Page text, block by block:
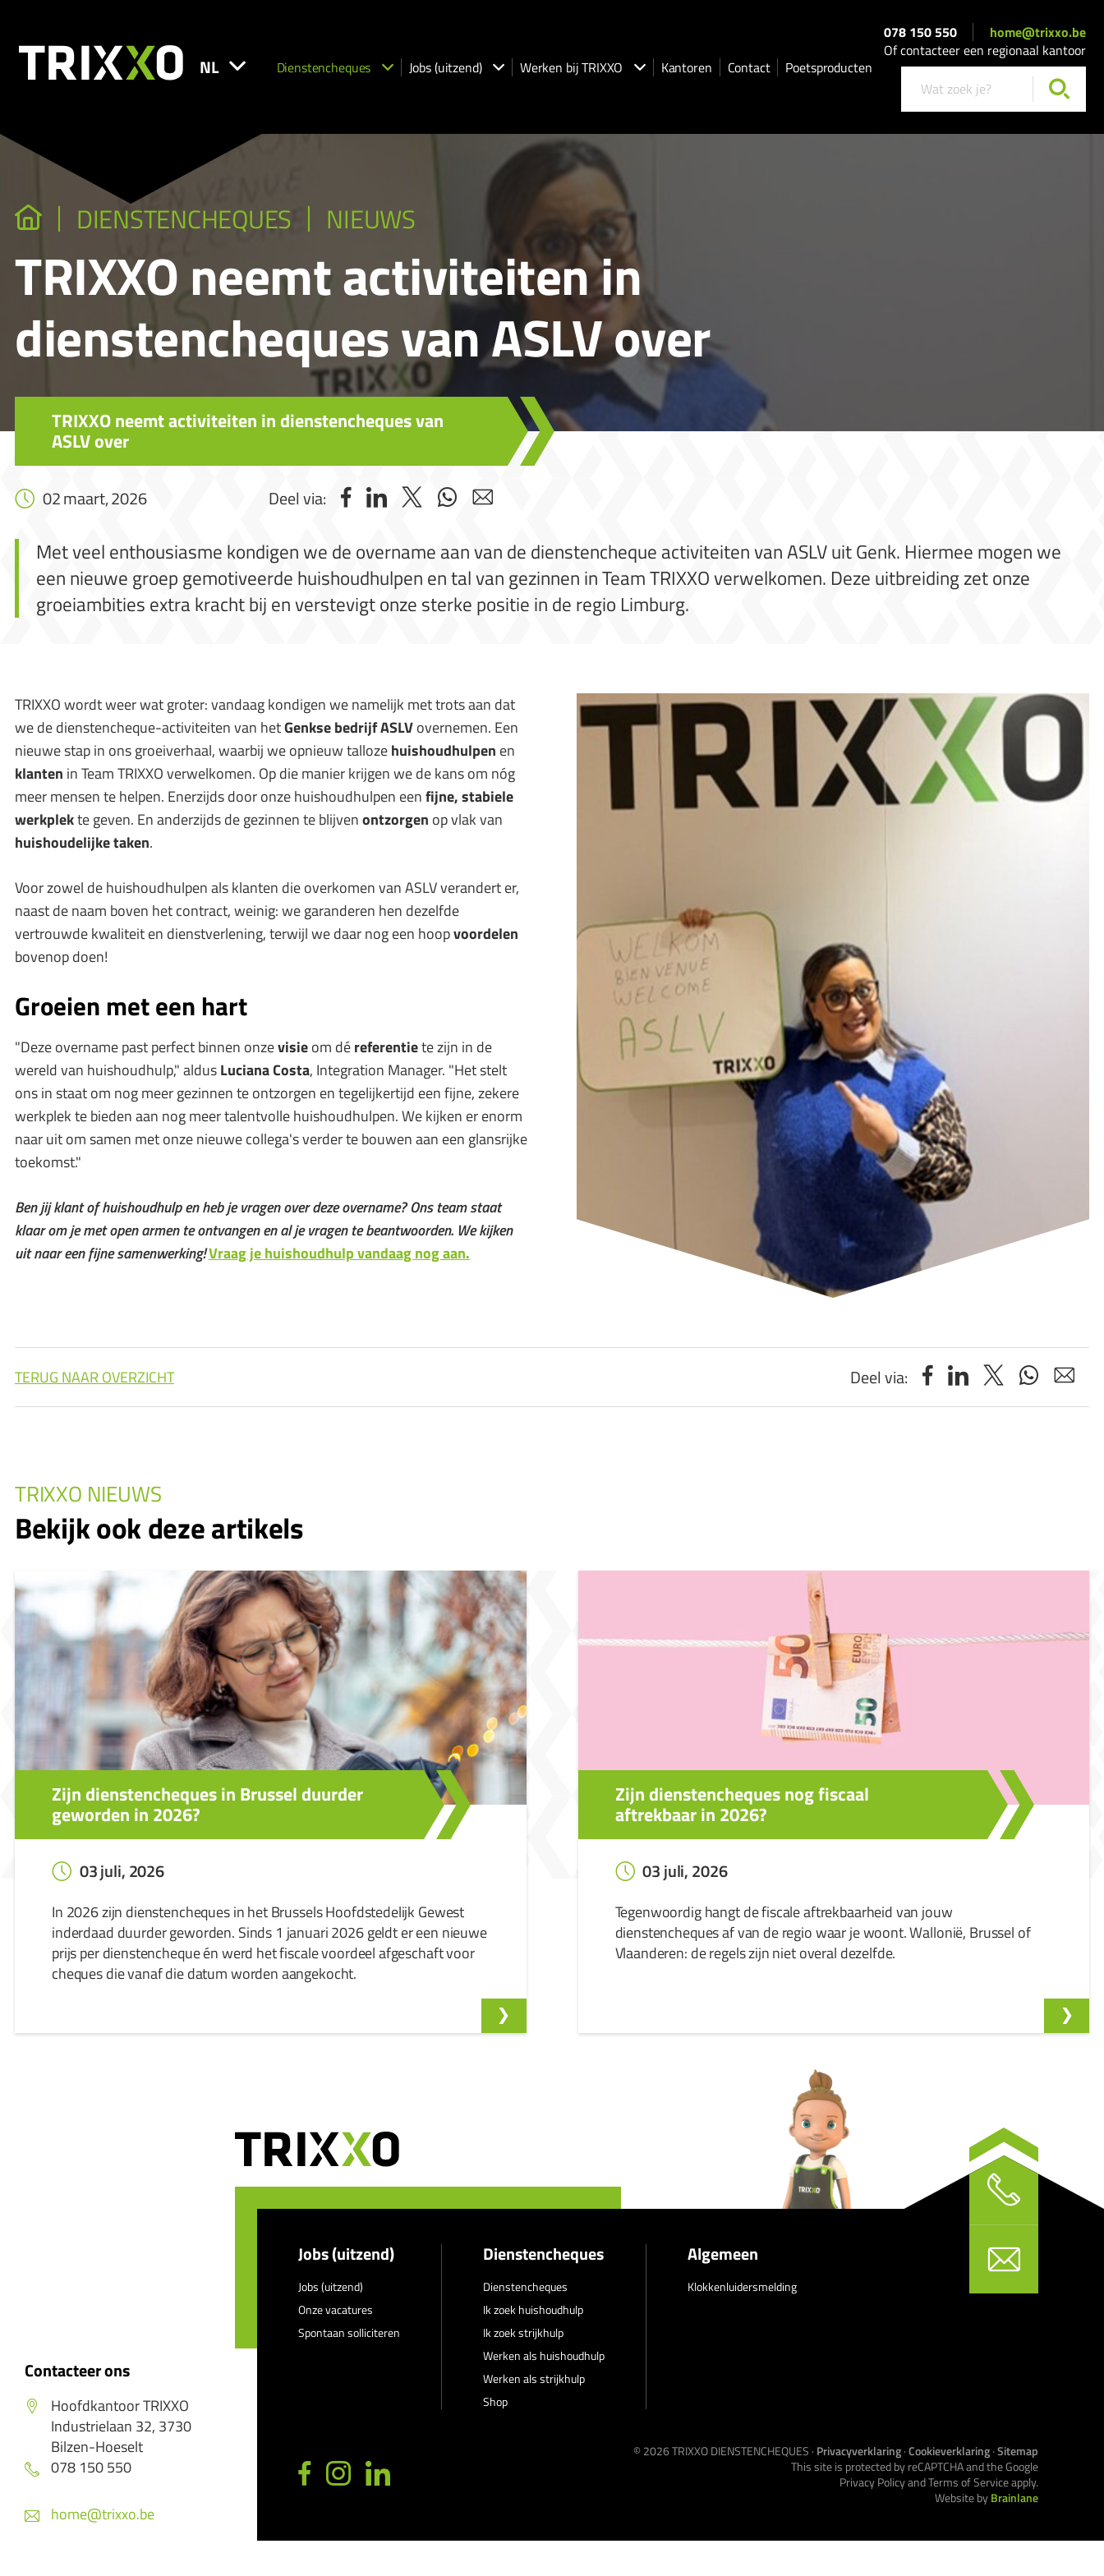
NL Dienstencheques Jobs (uitzend) Werken bij TRIXXO Kantoren Contact Poetsproducten
078 150 550
home@trixxo.be
Of contacteer een regionaal kantoor
DIENSTENCHEQUES NIEUWS
TRIXXO neemt activiteiten in
dienstencheques van ASLV over
TRIXXO neemt activiteiten in dienstencheques van
ASLV over
02 maart, 2026 Deel via:
Met veel enthousiasme kondigen we de overname aan van de dienstencheque activiteiten van ASLV uit Genk. Hiermee mogen we
een nieuwe groep gemotiveerde huishoudhulpen en tal van gezinnen in Team TRIXXO verwelkomen. Deze uitbreiding zet onze
groeiambities extra kracht bij en verstevigt onze sterke positie in de regio Limburg.
TRIXXO wordt weer wat groter: vandaag kondigen we namelijk met trots aan dat
we de dienstencheque-activiteiten van hetGenkse bedrijf ASLVovernemen. Een
nieuwe stap in ons groeiverhaal, waarbij we opnieuw tallozehuishoudhulpen en
klanten in Team TRIXXO verwelkomen. Op die manier krijgen we de kans om nóg
meer mensen te helpen. Enerzijds door onze huishoudhulpen eenfijne, stabiele
werkplekte geven. En anderzijds de gezinnen te blijvenontzorgen op vlak van
huishoudelijke taken.
Voor zowel de huishoudhulpen als klanten die overkomen van ASLV verandert er,
naast de naam boven het contract, weinig: we garanderen hen dezelfde
vertrouwde kwaliteit en dienstverlening, terwijl we daar nog een hoopvoordelen
bovenop doen!
Groeien met een hart
"Deze overname past perfect binnen onzevisieom déreferentiete zijn in de
wereld van huishoudhulp," aldusLucianaCosta, Integration Manager. "Het stelt
ons in staat om nog meer gezinnen te ontzorgen en tegelijkertijd een fijne, zekere
werkplek te bieden aan nog meer talentvolle huishoudhulpen. We kijken er enorm
naar uit om samen met onze nieuwe collega's verder te bouwen aan een glansrijke
toekomst."
Ben jij klant of huishoudhulp en heb je vragen over deze overname? Ons team staat
klaar om je met open armen te ontvangen en al je vragen te beantwoorden. We kijken
uit naar een fijne samenwerking!Vraag je huishoudhulp vandaag nog aan.
TERUG NAAR OVERZICHT Deel via:
TRIXXO NIEUWS
Bekijk ook deze artikels
Zijn dienstencheques in Brussel duurder
geworden in 2026?
03 juli, 2026
In 2026 zijn dienstencheques in het Brussels Hoofdstedelijk Gewest
inderdaad duurder geworden. Sinds 1 januari 2026 geldt er een nieuwe
prijs per dienstencheque én werd het fiscale voordeel afgeschaft voor
cheques die vanaf die datum worden aangekocht.
Zijn dienstencheques nog fiscaal
aftrekbaar in 2026?
03 juli, 2026
Tegenwoordig hangt de fiscale aftrekbaarheid van jouw
dienstencheques af van de regio waar je woont. Wallonië, Brussel of
Vlaanderen: de regels zijn niet overal dezelfde.
Contacteer ons
Hoofdkantoor TRIXXO
Industrielaan 32, 3730
Bilzen-Hoeselt
078 150 550
home@trixxo.be
Jobs (uitzend)
Jobs (uitzend)
Onze vacatures
Spontaan solliciteren
Dienstencheques
Dienstencheques
Ik zoek huishoudhulp
Ik zoek strijkhulp
Werken als huishoudhulp
Werken als strijkhulp
Shop
Algemeen
Klokkenluidersmelding
© 2026TRIXXO DIENSTENCHEQUES · Privacyverklaring·Cookieverklaring·Sitemap
This site is protected by reCAPTCHA and the Google
Privacy PolicyandTerms of Serviceapply.
Website byBrainlane